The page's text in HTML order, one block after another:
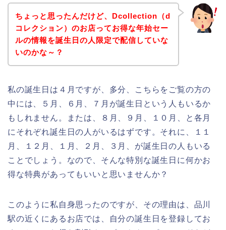
ちょっと思ったんだけど、Dcollection（d
コレクション）のお店ってお得な年始セー
ルの情報を誕生日の人限定で配信していな
いのかな～？
私の誕生日は４月ですが、多分、こちらをご覧の方の
中には、５月、６月、７月が誕生日という人もいるか
もしれません。または、８月、９月、１０月、と各月
にそれぞれ誕生日の人がいるはずです。それに、１１
月、１２月、１月、２月、３月、が誕生日の人もいる
ことでしょう。なので、そんな特別な誕生日に何かお
得な特典があってもいいと思いませんか？
このように私自身思ったのですが、その理由は、品川
駅の近くにあるお店では、自分の誕生日を登録してお